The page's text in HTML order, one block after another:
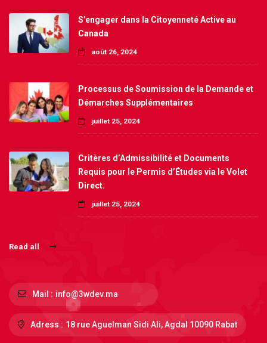
S’engager dans la Citoyenneté Active au
Canada
août 26, 2024
Processus de Soumission de la Demande et
Démarches Supplémentaires
juillet 25, 2024
Critères d’Admissibilité et Documents
Requis pour le Permis d’Études via le Volet
Direct.
juillet 25, 2024
Read all
Mail : info@3wdev.ma
Adress : 18 rue Aguelman Sidi Ali, Agdal 10090 Rabat